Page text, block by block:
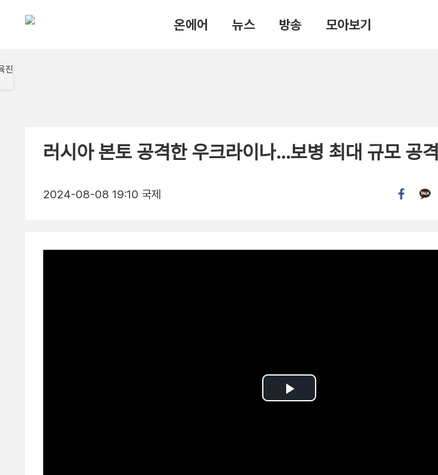
온에어 뉴스 방송 모아보기
러시아 본토 공격한 우크라이나…보병 최대 규모 공격
2024-08-08 19:10 국제